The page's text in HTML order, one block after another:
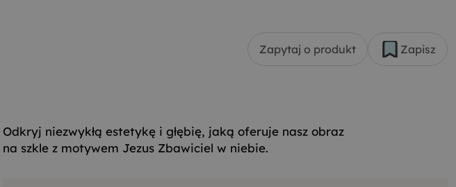
Zapytaj o produkt Zapisz
Odkryj niezwykłą estetykę i głębię, jaką oferuje nasz obraz
na szkle z motywem Jezus Zbawiciel w niebie.